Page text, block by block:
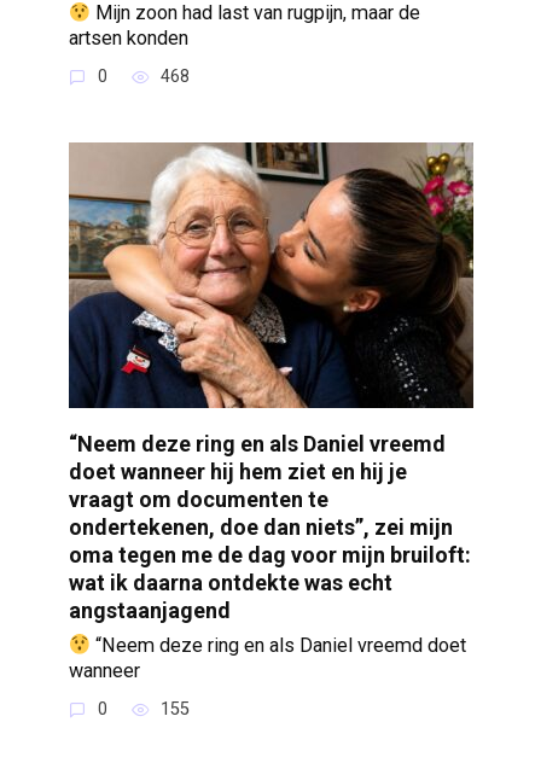
Mijn zoon had last van rugpijn, maar de
artsen konden
0 468
“Neem deze ring en als Daniel vreemd
doet wanneer hij hem ziet en hij je
vraagt om documenten te
ondertekenen, doe dan niets”, zei mijn
oma tegen me de dag voor mijn bruiloft:
wat ik daarna ontdekte was echt
angstaanjagend
“Neem deze ring en als Daniel vreemd doet
wanneer
0 155